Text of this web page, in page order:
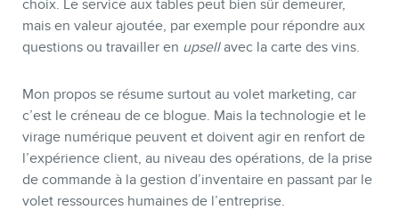
choix. Le service aux tables peut bien sûr demeurer,
mais en valeur ajoutée, par exemple pour répondre aux
questions ou travailler en upsellavec la carte des vins.
Mon propos se résume surtout au volet marketing, car
c’est le créneau de ce blogue. Mais la technologie et le
virage numérique peuvent et doivent agir en renfort de
l’expérience client, au niveau des opérations, de la prise
de commande à la gestion d’inventaire en passant par le
volet ressources humaines de l’entreprise.